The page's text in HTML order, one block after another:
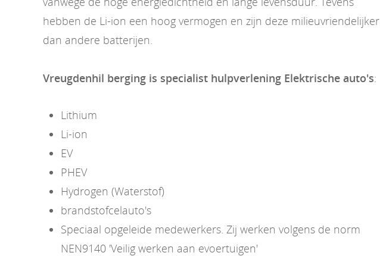
hebben de Li-ion een hoog vermogen en zijn deze milieuvriendelijker
dan andere batterijen.
Vreugdenhil berging is specialist hulpverlening Elektrische auto's:
Lithium
Li-ion
EV
PHEV
Hydrogen (Waterstof)
brandstofcelauto's
Speciaal opgeleide medewerkers. Zij werken volgens de norm
NEN9140 'Veilig werken aan evoertuigen'